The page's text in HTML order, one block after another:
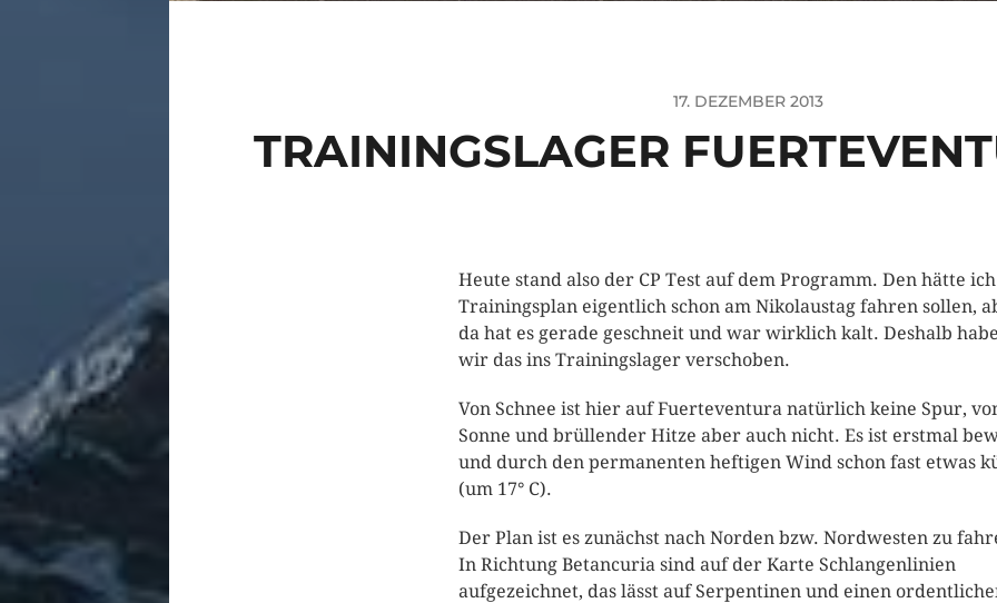
17. DEZEMBER 2013
TRAININGSLAGER
Heute stand also der CP Test auf dem Programm. Den hätte
Trainingsplan eigentlich schon am Nikolaustag fahren sollen,
da hat es gerade geschneit und war wirklich kalt. Deshalb
wir das ins Trainingslager verschoben.
Von Schnee ist hier auf Fuerteventura natürlich keine Spur,
Sonne und brüllender Hitze aber auch nicht. Es ist erstmal
und durch den permanenten heftigen Wind schon fast etwas
(um 17° C).
Der Plan ist es zunächst nach Norden bzw. Nordwesten zu
In Richtung Betancuria sind auf der Karte Schlangenlinien
aufgezeichnet, das lässt auf Serpentinen und einen